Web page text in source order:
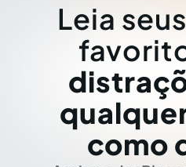
Leia
como